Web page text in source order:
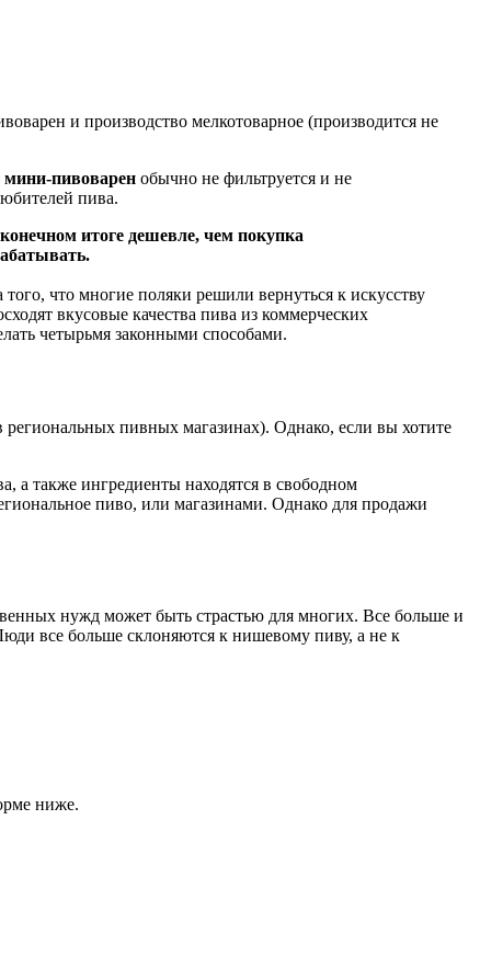
и производство мелкотоварное (производится не
мини-пивоварен обычно не фильтруется и не
пива.
итоге дешевле, чем покупка
что многие поляки решили вернуться к искусству
вкусовые качества пива из коммерческих
четырьмя законными способами.
пивных магазинах). Однако, если вы хотите
а также ингредиенты находятся в свободном
пиво, или магазинами. Однако для продажи
нужд может быть страстью для многих. Все больше и
все больше склоняются к нишевому пиву, а не к
ниже.